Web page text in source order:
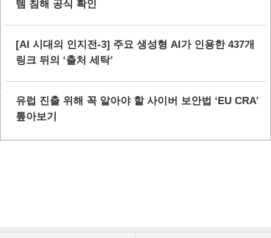
템 침해 공식 확인
[AI 시대의 인지전-3] 주요 생성형 AI가 인용한 437개
링크 뒤의 ‘출처 세탁’
유럽 진출 위해 꼭 알아야 할 사이버 보안법 ‘EU CRA’
톺아보기